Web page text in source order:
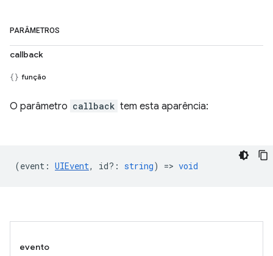
PARÂMETROS
callback
função
O parâmetro callback tem esta aparência:
(event : UIEvent, id? : string) => void
evento